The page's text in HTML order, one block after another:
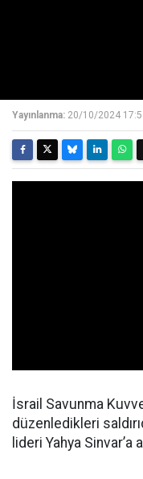
Yayınlanma: 20/10/2024
İsrail Savunma
düzenledikleri
lideri Yahya Sinvar’a